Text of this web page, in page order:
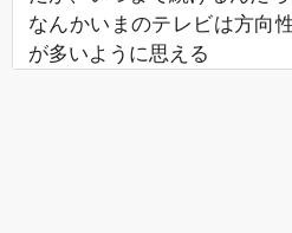
なんかいまのテレビは方向
が多いように思える